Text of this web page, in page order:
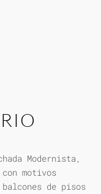
Modernista,
motivos
de pisos